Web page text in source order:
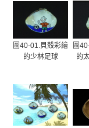
圖40-01.貝殼彩繪
的少林足球
圖
的